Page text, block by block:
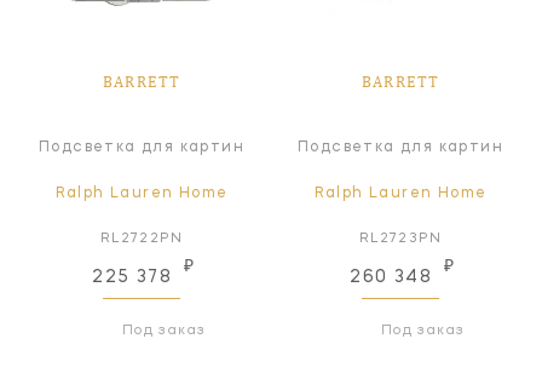
BARRETT
Подсветка для картин
Ralph Lauren Home
RL2722PN
225 378
₽
Под заказ
BARRETT
Подсветка для картин
Ralph Lauren Home
RL2723PN
260 348
₽
Под заказ